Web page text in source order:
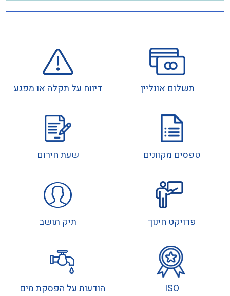
תשלום אונליין דיווח על תקלה או מפגע
טפסים מקוונים שעת חירום
פרויקט חינוך תיק תושב
ISO הודעות על הפסקת מים